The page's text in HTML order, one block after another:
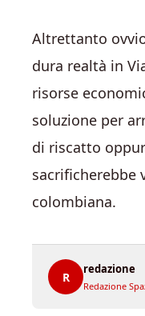
Altrettanto
dura realtà in
risorse
soluzione per
di riscatto
sacrificherebbe
colombiana.
R
redazione
Redazione